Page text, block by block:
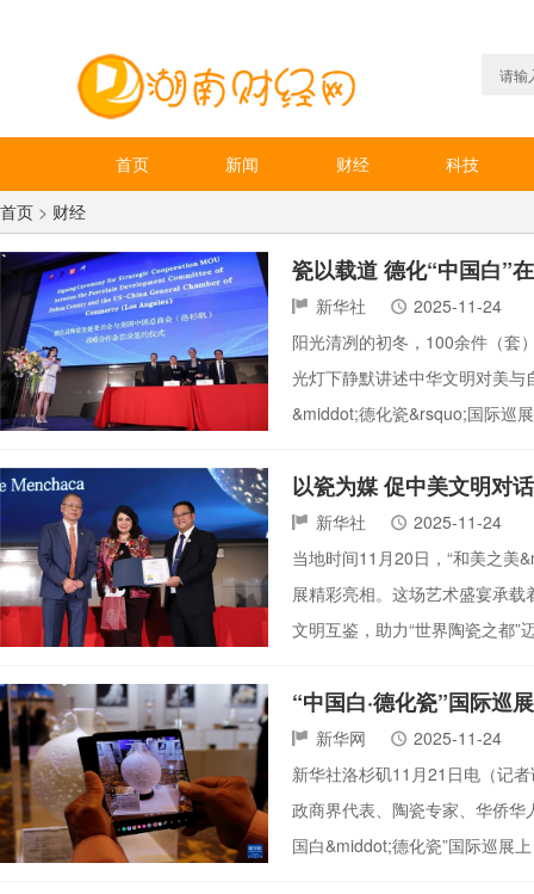
首页 新闻 财经
科技
首页 > 财经
瓷以载道 德化“中国白”
新华社
2025-11-24
阳光清冽的初冬，100余件（套
光灯下静默讲述中华文明对美
&middot;德化瓷&rsquo;国际巡
以瓷为媒 促中美文明对
新华社
2025-11-24
当地时间11月20日，“和美之美
展精彩亮相。这场艺术盛宴承
文明互鉴，助力“世界陶瓷之都
“中国白·德化瓷”国际巡
新华网
2025-11-24
新华社洛杉矶11月21日电（记
政商界代表、陶瓷专家、华侨
国白&middot;德化瓷”国际巡展